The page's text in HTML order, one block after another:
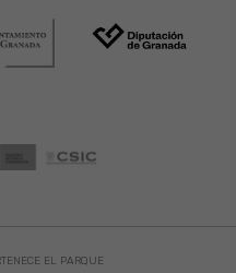
EL PARQUE